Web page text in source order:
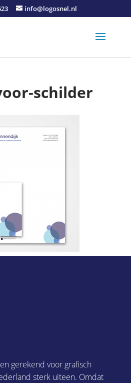
info@logosnel.nl
schilder
gerekend voor grafisch
sterk uiteen. Omdat